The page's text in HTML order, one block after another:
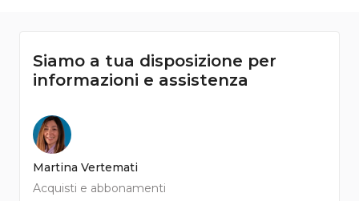
Siamo a tua disposizione per
informazioni e assistenza
Martina Vertemati
Acquisti e abbonamenti